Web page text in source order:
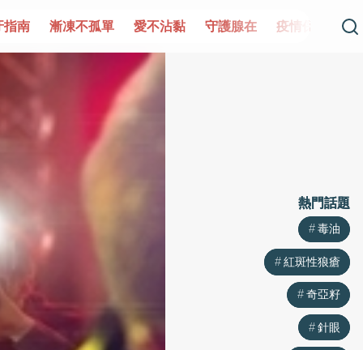
南 漸凍不孤單 愛不沾黏 守護腺在 疫情保衛戰
熱門話題
毒油
紅斑性狼瘡
奇亞籽
針眼
熱門話題
毒油
紅斑性狼瘡
奇亞籽
針眼